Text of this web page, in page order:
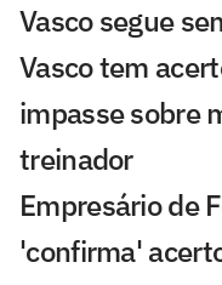
Vasco segue
Vasco tem
impasse sobre
treinador
Empresário de
'confirma'